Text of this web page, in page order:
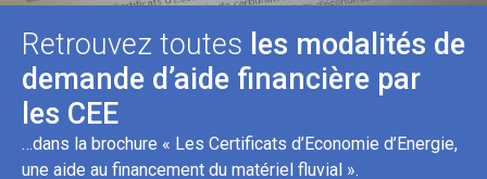
Retrouvez toutes les modalités de
demande d’aide financière par
les CEE
…dans la brochure « Les Certificats d’Economie d’Energie,
une aide au financement du matériel fluvial ».